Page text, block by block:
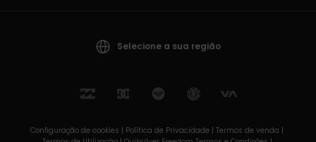
Selecione a sua região
Configuração de cookies | Política de Privacidade | Termos de venda |